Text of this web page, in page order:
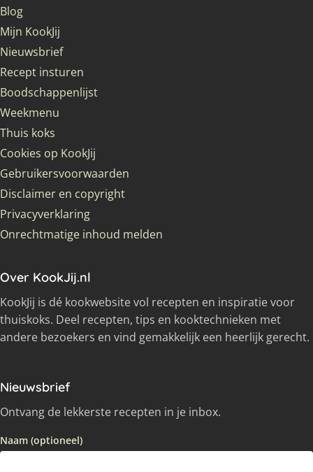
Blog
Mijn KookJij
Nieuwsbrief
Recept insturen
Boodschappenlijst
Weekmenu
Thuis koks
Cookies op KookJij
Gebruikersvoorwaarden
Disclaimer en copyright
Privacyverklaring
Onrechtmatige inhoud melden
Over KookJij.nl
KookJij is dé kookwebsite vol recepten en inspiratie voor
thuiskoks. Deel recepten, tips en kooktechnieken met
andere bezoekers en vind gemakkelijk een heerlijk gerecht.
Nieuwsbrief
Ontvang de lekkerste recepten in je inbox.
Naam (optioneel)